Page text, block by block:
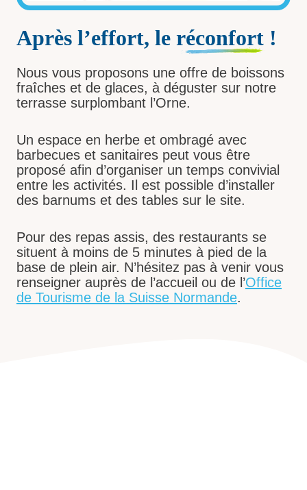
Après l’effort, le réconfort !
Nous vous proposons une offre de boissons
fraîches et de glaces, à déguster sur notre
terrasse surplombant l’Orne.
Un espace en herbe et ombragé avec
barbecues et sanitaires peut vous être
proposé afin d’organiser un temps convivial
entre les activités. Il est possible d’installer
des barnums et des tables sur le site.
Pour des repas assis, des restaurants se
situent à moins de 5 minutes à pied de la
base de plein air. N’hésitez pas à venir vous
renseigner auprès de l’accueil ou de l’Office
de Tourisme de la Suisse Normande.